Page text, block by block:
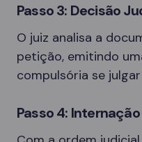
Passo 3: Decisão
O juiz analisa a
petição, emitindo
compulsória se
Passo 4: Internação